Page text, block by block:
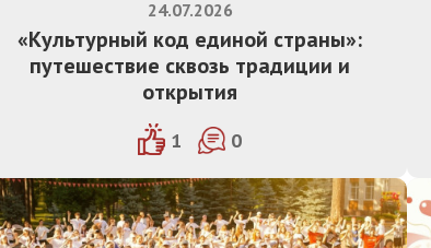
«Культурный код единой страны»:
путешествие сквозь традиции и
открытия
24.07.2026
1 0